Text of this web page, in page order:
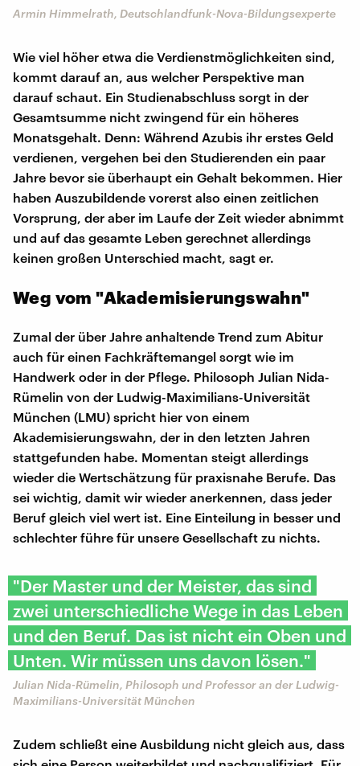
Armin Himmelrath, Deutschlandfunk-Nova-Bildungsexperte
Wie viel höher etwa die Verdienstmöglichkeiten sind,
kommt darauf an, aus welcher Perspektive man
darauf schaut. Ein Studienabschluss sorgt in der
Gesamtsumme nicht zwingend für ein höheres
Monatsgehalt. Denn: Während Azubis ihr erstes Geld
verdienen, vergehen bei den Studierenden ein paar
Jahre bevor sie überhaupt ein Gehalt bekommen. Hier
haben Auszubildende vorerst also einen zeitlichen
Vorsprung, der aber im Laufe der Zeit wieder abnimmt
und auf das gesamte Leben gerechnet allerdings
keinen großen Unterschied macht, sagt er.
Weg vom "Akademisierungswahn"
Zumal der über Jahre anhaltende Trend zum Abitur
auch für einen Fachkräftemangel sorgt wie im
Handwerk oder in der Pflege. Philosoph Julian Nida-
Rümelin von der Ludwig-Maximilians-Universität
München (LMU) spricht hier von einem
Akademisierungswahn, der in den letzten Jahren
stattgefunden habe. Momentan steigt allerdings
wieder die Wertschätzung für praxisnahe Berufe. Das
sei wichtig, damit wir wieder anerkennen, dass jeder
Beruf gleich viel wert ist. Eine Einteilung in besser und
schlechter führe für unsere Gesellschaft zu nichts.
"Der Master und der Meister, das sind
zwei unterschiedliche Wege in das Leben
und den Beruf. Das ist nicht ein Oben und
Unten. Wir müssen uns davon lösen."
Julian Nida-Rümelin, Philosoph und Professor an der Ludwig-
Maximilians-Universität München
Zudem schließt eine Ausbildung nicht gleich aus, dass